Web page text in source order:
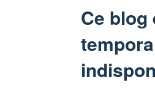
Ce blog